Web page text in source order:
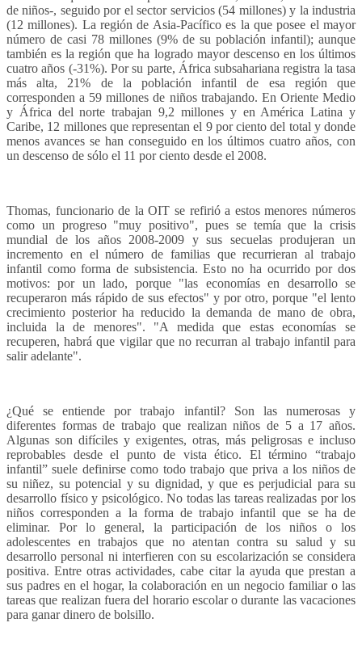
de niños-, seguido por el sector servicios (54 millones) y la industria
(12 millones). La región de Asia-Pacífico es la que posee el mayor
número de casi 78 millones (9% de su población infantil); aunque
también es la región que ha logrado mayor descenso en los últimos
cuatro años (-31%). Por su parte, África subsahariana registra la tasa
más alta, 21% de la población infantil de esa región que
corresponden a 59 millones de niños trabajando. En Oriente Medio
y África del norte trabajan 9,2 millones y en América Latina y
Caribe, 12 millones que representan el 9 por ciento del total y donde
menos avances se han conseguido en los últimos cuatro años, con
un descenso de sólo el 11 por ciento desde el 2008.
Thomas, funcionario de la OIT se refirió a estos menores números
como un progreso "muy positivo", pues se temía que la crisis
mundial de los años 2008-2009 y sus secuelas produjeran un
incremento en el número de familias que recurrieran al trabajo
infantil como forma de subsistencia. Esto no ha ocurrido por dos
motivos: por un lado, porque "las economías en desarrollo se
recuperaron más rápido de sus efectos" y por otro, porque "el lento
crecimiento posterior ha reducido la demanda de mano de obra,
incluida la de menores". "A medida que estas economías se
recuperen, habrá que vigilar que no recurran al trabajo infantil para
salir adelante".
¿Qué se entiende por trabajo infantil? Son las numerosas y
diferentes formas de trabajo que realizan niños de 5 a 17 años.
Algunas son difíciles y exigentes, otras, más peligrosas e incluso
reprobables desde el punto de vista ético. El término “trabajo
infantil” suele definirse como todo trabajo que priva a los niños de
su niñez, su potencial y su dignidad, y que es perjudicial para su
desarrollo físico y psicológico. No todas las tareas realizadas por los
niños corresponden a la forma de trabajo infantil que se ha de
eliminar. Por lo general, la participación de los niños o los
adolescentes en trabajos que no atentan contra su salud y su
desarrollo personal ni interfieren con su escolarización se considera
positiva. Entre otras actividades, cabe citar la ayuda que prestan a
sus padres en el hogar, la colaboración en un negocio familiar o las
tareas que realizan fuera del horario escolar o durante las vacaciones
para ganar dinero de bolsillo.